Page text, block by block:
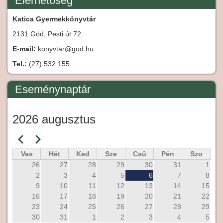
Katica Gyermekkönyvtár
2131 Göd, Pesti út 72.
E-mail: konyvtar@god.hu
Tel.: (27) 532 155
Eseménynaptár
2026 augusztus
Oldalszámozás
Előző
Következő
Vas
Hét Ked Sze Csü Pén
Szo
26
27 28 29 30 31
1
2
3 4 5 6 7
8
9
10 11 12 13 14
15
16
17 18 19 20 21
22
23
24 25 26 27 28
29
30
31 1 2 3 4 5